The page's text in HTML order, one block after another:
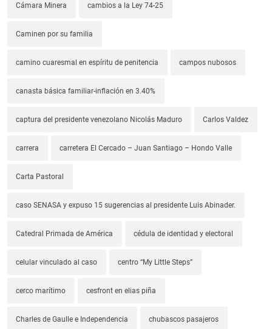
Cámara Minera cambios a la Ley 74-25
Caminen por su familia
camino cuaresmal en espíritu de penitencia campos nubosos
canasta básica familiar-inflación en 3.40%
captura del presidente venezolano Nicolás Maduro Carlos Valdez
carrera carretera El Cercado – Juan Santiago – Hondo Valle
Carta Pastoral
caso SENASA y expuso 15 sugerencias al presidente Luis Abinader.
Catedral Primada de América cédula de identidad y electoral
celular vinculado al caso centro “My Little Steps”
cerco marítimo cesfront en elias piña
Charles de Gaulle e Independencia chubascos pasajeros